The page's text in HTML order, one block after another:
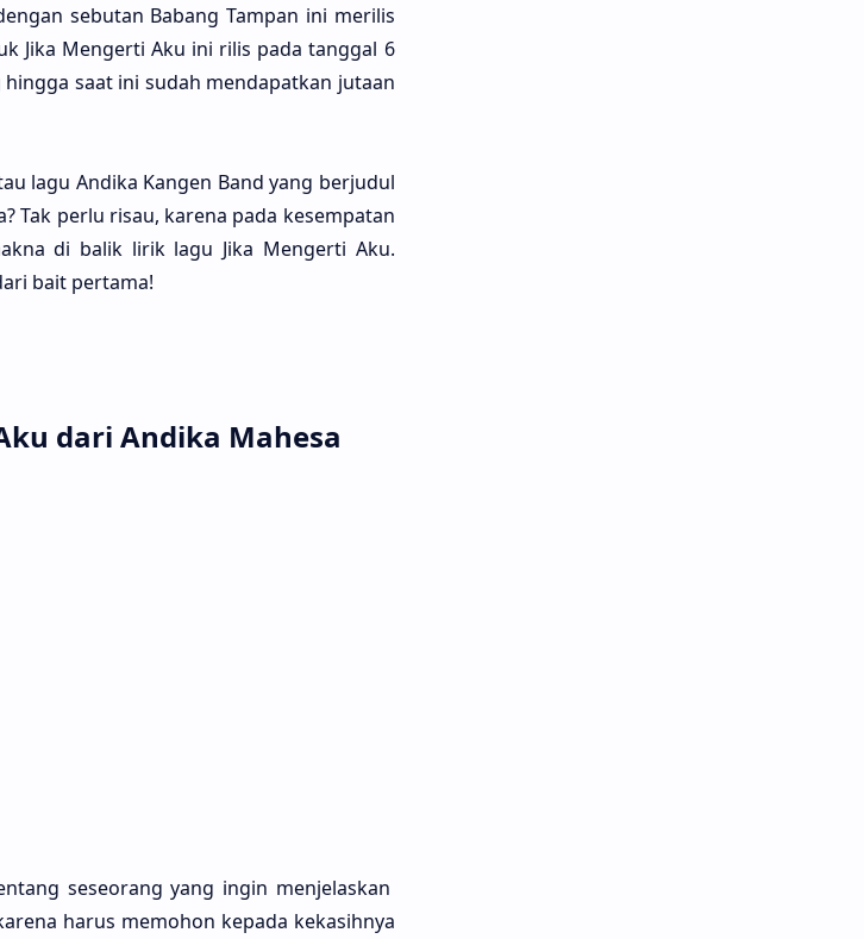
sebu­tan Babang Tam­pan ini meri­lis
Jika Menger­ti Aku ini rilis pada tang­gal 6
hing­ga saat ini sudah mendapat­kan juta­an
lagu Andi­ka Kangen Band yang berju­dul
Tak perlu risau, kare­na pada kesempa­tan
di balik lirik lagu Jika Menger­ti Aku.
bait perta­ma!
dari Andika Mahesa
seseo­rang yang ingin menjelas­kan
harus memo­hon kepa­da kekasih­nya